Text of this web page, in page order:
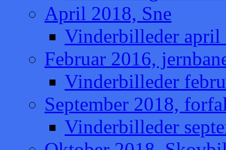
April 2018, Sne
Vinderbilleder april
Februar 2016,
Vinderbilleder
September 2018,
Vinderbilleder